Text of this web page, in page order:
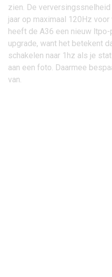
zien. De
jaar op maximaal 120Hz
heeft de A36 een nieuw ltpo-
upgrade, want het betekent
schakelen naar 1hz als je
aan een foto. Daarmee
van.